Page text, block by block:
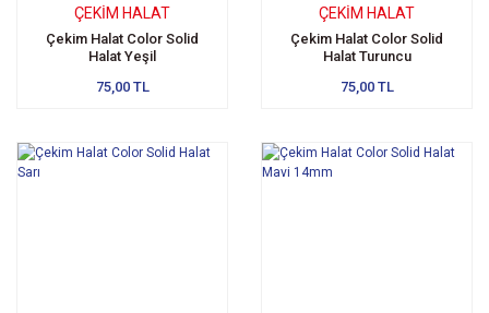
ÇEKIM HALAT
Çekim Halat Color Solid
Halat Yeşil
75,00 TL
ÇEKIM HALAT
Çekim Halat Color Solid
Halat Turuncu
75,00 TL